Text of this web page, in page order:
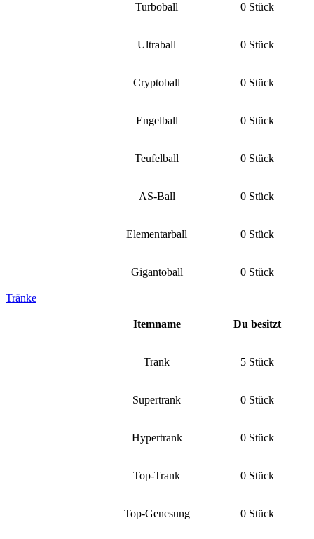
Turboball 0 Stück
Ultraball 0 Stück
Cryptoball 0 Stück
Engelball 0 Stück
Teufelball 0 Stück
AS-Ball 0 Stück
Elementarball 0 Stück
Gigantoball 0 Stück
Tränke
Itemname Du besitzt
Trank 5 Stück
Supertrank 0 Stück
Hypertrank 0 Stück
Top-Trank 0 Stück
Top-Genesung 0 Stück